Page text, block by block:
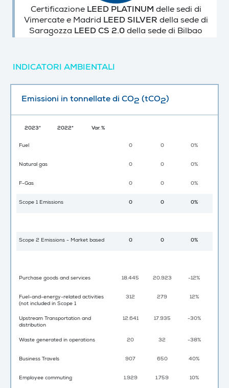
Certificazione LEED PLATINUM delle sedi di
Vimercate e Madrid LEED SILVER della sede di
Saragozza LEED CS 2.0 della sede di Bilbao
INDICATORI AMBIENTALI
Emissioni in tonnellate di CO2 (tCO2)
2023* 2022* Var. %
Fuel 0 0 0%
Natural gas 0 0 0%
F-Gas 0 0 0%
Scope 1 Emissions 0 0 0%
Scope 2 Emissions - Market based 0 0 0%
Purchase goods and services 18.445 20.923 -12%
Fuel-and-energy-related activities
(not included in Scope 1
312 279 12%
Upstream Transportation and
distribution
12.641 17.935 -30%
Waste generated in operations 20 32 -38%
Business Travels 907 650 40%
Employee commuting 1.929 1.759 10%